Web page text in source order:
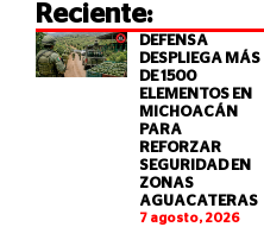
Reciente:
DEFENSA
DESPLIEGA MÁS
DE 1500
ELEMENTOS EN
MICHOACÁN
PARA
REFORZAR
SEGURIDAD EN
ZONAS
AGUACATERAS
7 agosto, 2026